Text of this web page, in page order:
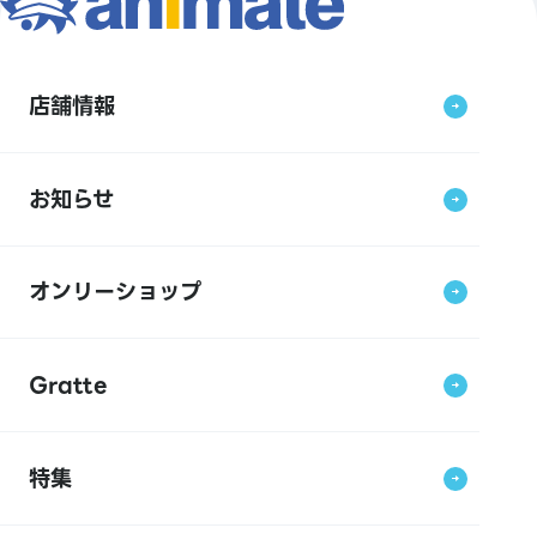
店舗情報
お知らせ
オンリーショップ
Gratte
特集